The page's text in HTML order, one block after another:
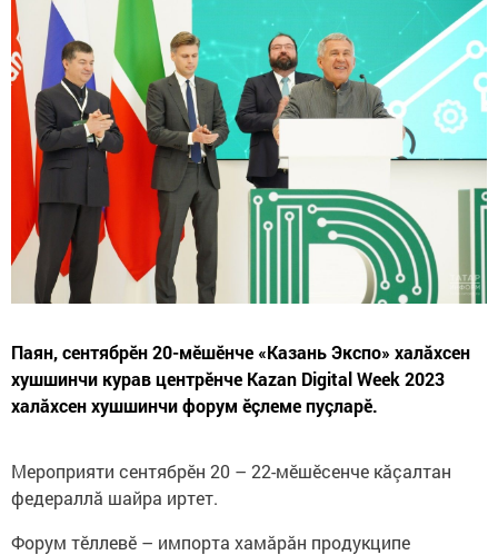
Паян, сентябрĕн 20-мĕшĕнче «Казань Экспо» халăхсен
хушшинчи курав центрӗнче Kazan Digital Week 2023
халăхсен хушшинчи форум ӗçлеме пуçларĕ.
Мероприяти сентябрӗн 20 – 22-мӗшӗсенче кăçалтан
федераллă шайра иртет.
Форум тӗллевӗ – импорта хамăрăн продукципе